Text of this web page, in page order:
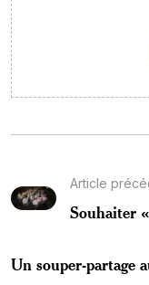
Article
Souhaiter
Un souper-partage